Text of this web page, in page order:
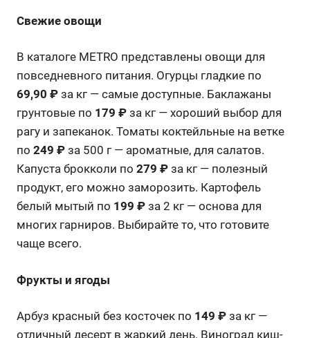
Свежие овощи
В каталоге METRO представлены овощи для
повседневного питания. Огурцы гладкие по
69,90 ₽ за кг — самые доступные. Баклажаны
грунтовые по 179 ₽ за кг — хороший выбор для
рагу и запеканок. Томаты коктейльные на ветке
по 249 ₽ за 500 г — ароматные, для салатов.
Капуста брокколи по 279 ₽ за кг — полезный
продукт, его можно заморозить. Картофель
белый мытый по 199 ₽ за 2 кг — основа для
многих гарниров. Выбирайте то, что готовите
чаще всего.
Фрукты и ягоды
Арбуз красный без косточек по 149 ₽ за кг —
отличный десерт в жаркий день. Виноград киш-